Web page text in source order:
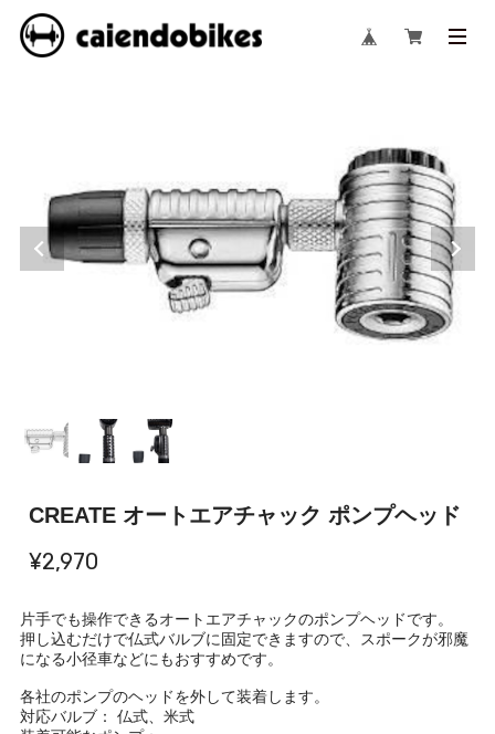
CREATE オートエアチャック ポンプヘッド
¥2,970
片手でも操作できるオートエアチャックのポンプヘッドです。
押し込むだけで仏式バルブに固定できますので、スポークが邪魔
になる小径車などにもおすすめです。
各社のポンプのヘッドを外して装着します。
対応バルブ： 仏式、米式